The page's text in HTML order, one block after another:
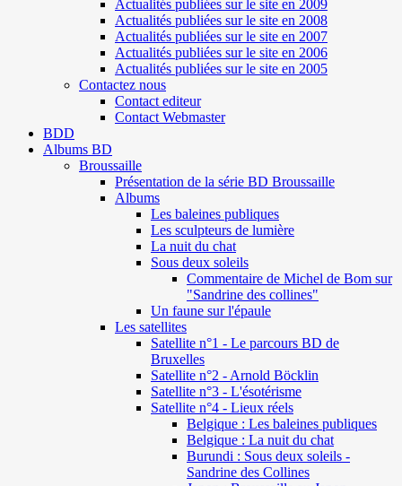
Actualités publiées sur le site en 2009
Actualités publiées sur le site en 2008
Actualités publiées sur le site en 2007
Actualités publiées sur le site en 2006
Actualités publiées sur le site en 2005
Contactez nous
Contact editeur
Contact Webmaster
BDD
Albums BD
Broussaille
Présentation de la série BD Broussaille
Albums
Les baleines publiques
Les sculpteurs de lumière
La nuit du chat
Sous deux soleils
Commentaire de Michel de Bom sur
"Sandrine des collines"
Un faune sur l'épaule
Les satellites
Satellite n°1 - Le parcours BD de
Bruxelles
Satellite n°2 - Arnold Böcklin
Satellite n°3 - L'ésotérisme
Satellite n°4 - Lieux réels
Belgique : Les baleines publiques
Belgique : La nuit du chat
Burundi : Sous deux soleils -
Sandrine des Collines